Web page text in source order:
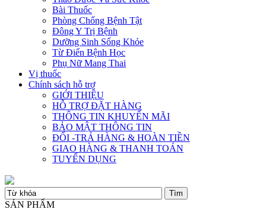
Bài Thuốc
Phòng Chống Bệnh Tật
Đông Y Trị Bệnh
Dưỡng Sinh Sống Khỏe
Từ Điển Bệnh Học
Phụ Nữ Mang Thai
Vị thuốc
Chính sách hỗ trợ
GIỚI THIỆU
HỖ TRỢ ĐẶT HÀNG
THÔNG TIN KHUYẾN MÃI
BẢO MẬT THÔNG TIN
ĐỔI -TRẢ HÀNG & HOÀN TIỀN
GIAO HÀNG & THANH TOÁN
TUYỂN DỤNG
SẢN PHẨM